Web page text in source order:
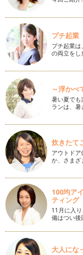
アールグレイの紅茶
香り付けした紅茶を
が、その中でも「ア
チョコレートと楽し
お正月が過ぎると、
展開されるチョコレ
クリスマス＆ウィン
輝くママとして紅茶
のゴールドになりま
子連れ旅行で紅茶時間
長い夏休みの間、ご
しょうか？ 子連れの
ティータイムを上手
育児中にティールー
しれません。でも、
紫外線からお肌を守
春夏は紫外線量が多
迎えなど、日常の外
旬の春摘みダージリ
知っている紅茶の産
気の「ダージリン」
プチ起業
プチ起業
の両立を
～浮かべ
暑い夏でも
ランは、
炊きたて
アウトド
か、さま
100均ア
ティング
11月に入
備はつい後
大人にな